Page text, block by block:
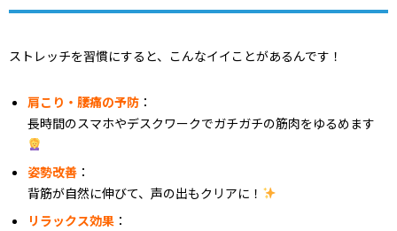
ストレッチを習慣にすると、こんなイイことがあるんです！
肩こり・腰痛の予防 ：
長時間のスマホやデスクワークでガチガチの筋肉をゆるめます
姿勢改善 ：
背筋が自然に伸びて、声の出もクリアに！
リラックス効果 ：